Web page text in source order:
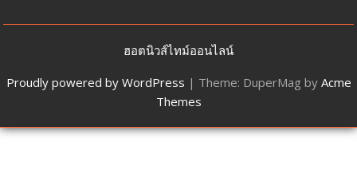
ฮอตนิวส์ไทม์ออนไลน์
Proudly powered by WordPress | Theme: DuperMag by Acme
Themes